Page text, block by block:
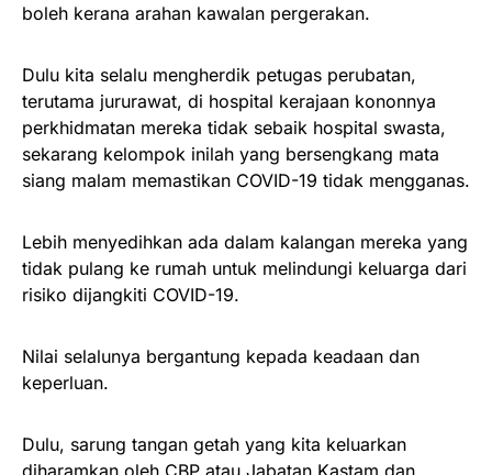
boleh kerana arahan kawalan pergerakan.
Dulu kita selalu mengherdik petugas perubatan,
terutama jururawat, di hospital kerajaan kononnya
perkhidmatan mereka tidak sebaik hospital swasta,
sekarang kelompok inilah yang bersengkang mata
siang malam memastikan COVID-19 tidak mengganas.
Lebih menyedihkan ada dalam kalangan mereka yang
tidak pulang ke rumah untuk melindungi keluarga dari
risiko dijangkiti COVID-19.
Nilai selalunya bergantung kepada keadaan dan
keperluan.
Dulu, sarung tangan getah yang kita keluarkan